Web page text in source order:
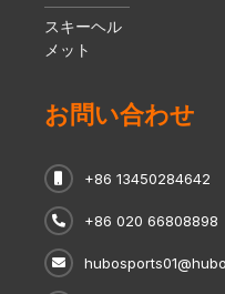
スキーヘル
メット
お問い合わせ
+86 13450284642
+86 020 66808898